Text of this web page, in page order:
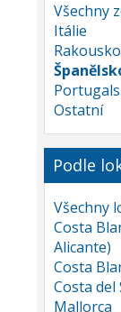
Všechny
Itálie
Rakousko
Ostatní
Podle
Všechny
Costa
Alicante)
Costa
Costa del
Mallorca